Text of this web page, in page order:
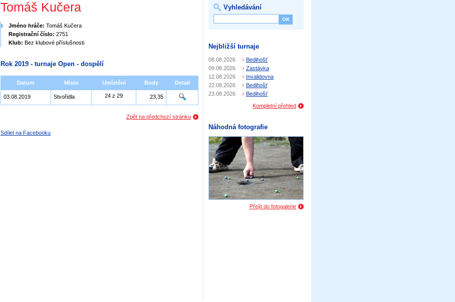
Tomáš Kučera
Jméno hráče: Tomáš Kučera
Registrační číslo: 2751
Klub: Bez klubové příslušnosti
Rok 2019 - turnaje Open - dospělí
Datum Místo Umístění Body Detail
03.08.2019 Stvořidla 24 z 29 23,35
Zpět na předchozí stránku
Sdílet na Facebooku
Vyhledávání
Nejbližší turnaje
08.08.2026
Bedihošť
09.08.2026
Zastávka
12.08.2026
Invalidovna
22.08.2026
Bedihošť
23.08.2026
Bedihošť
Kompletní přehled
Náhodná fotografie
Přejít do fotogalerie